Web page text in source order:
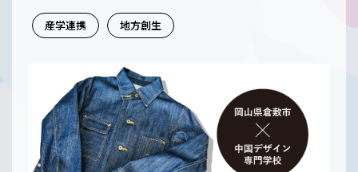
産学連携 地方創生